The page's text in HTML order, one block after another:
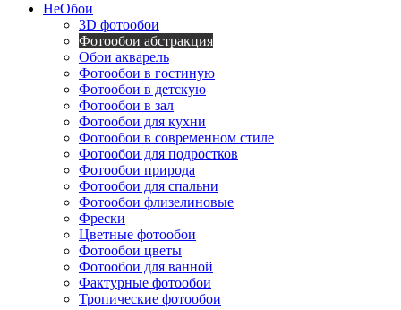
НеОбои
3D фотообои
Фотообои абстракция
Обои акварель
Фотообои в гостиную
Фотообои в детскую
Фотообои в зал
Фотообои для кухни
Фотообои в современном стиле
Фотообои для подростков
Фотообои природа
Фотообои для спальни
Фотообои флизелиновые
Фрески
Цветные фотообои
Фотообои цветы
Фотообои для ванной
Фактурные фотообои
Тропические фотообои